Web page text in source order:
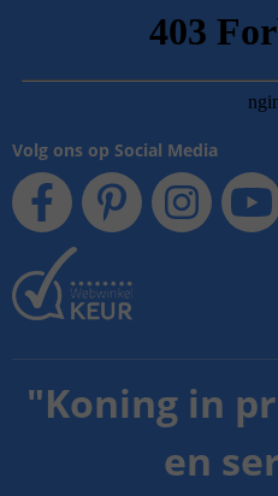
Volg ons op Social Media
"Koning in
en